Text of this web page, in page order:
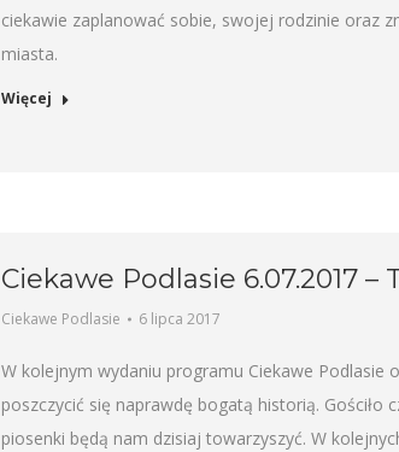
ciekawie zaplanować sobie, swojej rodzinie oraz
miasta.
Więcej
Ciekawe Podlasie 6.07.2017 –
Ciekawe Podlasie 6 lipca 2017
W kolejnym wydaniu programu Ciekawe
poszczycić się naprawdę bogatą historią.
piosenki będą nam dzisiaj towarzyszyć. W